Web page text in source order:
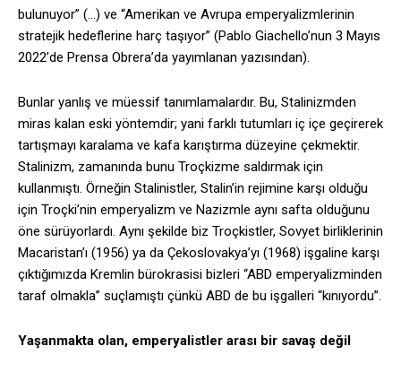
bulunuyor” (…) ve “Amerikan ve Avrupa emperyalizmlerinin
stratejik hedeflerine harç taşıyor” (Pablo Giachello’nun 3 Mayıs
2022’de Prensa Obrera’da yayımlanan yazısından).
Bunlar yanlış ve müessif tanımlamalardır. Bu, Stalinizmden
miras kalan eski yöntemdir; yani farklı tutumları iç içe geçirerek
tartışmayı karalama ve kafa karıştırma düzeyine çekmektir.
Stalinizm, zamanında bunu Troçkizme saldırmak için
kullanmıştı. Örneğin Stalinistler, Stalin’in rejimine karşı olduğu
için Troçki’nin emperyalizm ve Nazizmle aynı safta olduğunu
öne sürüyorlardı. Aynı şekilde biz Troçkistler, Sovyet birliklerinin
Macaristan’ı (1956) ya da Çekoslovakya’yı (1968) işgaline karşı
çıktığımızda Kremlin bürokrasisi bizleri “ABD emperyalizminden
taraf olmakla” suçlamıştı çünkü ABD de bu işgalleri “kınıyordu”.
Yaşanmakta olan, emperyalistler arası bir savaş değil